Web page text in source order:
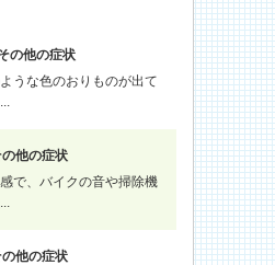
の他の症状
うな色のおりものが出て
の他の症状
で、バイクの音や掃除機
の他の症状